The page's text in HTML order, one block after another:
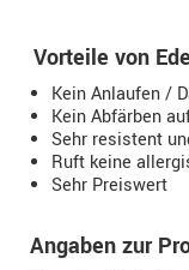
Vorteile von
Kein Anlaufen /
Kein Abfärben
Sehr resistent
Ruft keine
Sehr Preiswert
Angaben zur